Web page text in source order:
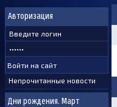
Авторизация
Непрочитанные новости
Дни рождения. Март